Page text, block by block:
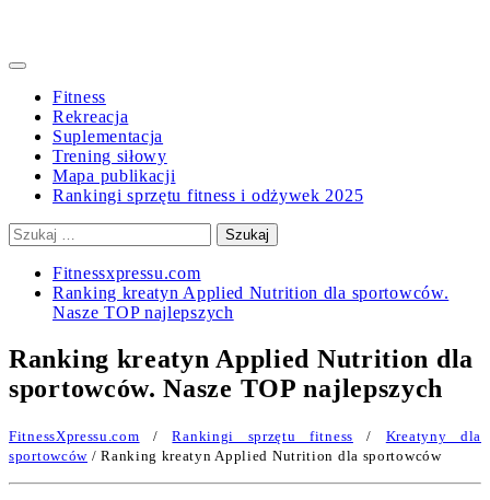
Primary
Fitness
Rekreacja
Suplementacja
Trening siłowy
Mapa publikacji
Rankingi sprzętu fitness i odżywek 2025
Szukaj:
Fitnessxpressu.com
Ranking kreatyn Applied Nutrition dla sportowców.
Nasze TOP najlepszych
Ranking kreatyn Applied Nutrition dla
sportowców. Nasze TOP najlepszych
FitnessXpressu.com /Rankingi sprzętu fitness / Kreatyny dla
sportowców / Ranking kreatyn Applied Nutrition dla sportowców